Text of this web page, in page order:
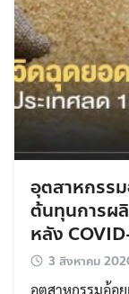
Search
for:
อุตสาหกรรม
ต้นทุนการผ
หลัง
3 สิงหาคม
อุตสาหกรรมอ้อ